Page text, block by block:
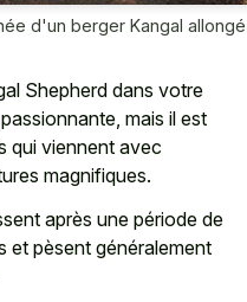
d'un berger Kangal allongé
Shepherd dans votre
mais il est
qui viennent avec
magnifiques.
après une période de
et pèsent généralement